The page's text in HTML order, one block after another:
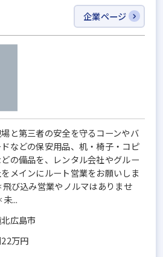
企業ページ
と第三者の安全を守るコーンやバ
ドなどの保安用品、机・椅子・コピ
の備品を、レンタル会社やグルー
メインにルート営業をお願いしま
飛び込み営業やノルマはありませ
...
広島市
万円